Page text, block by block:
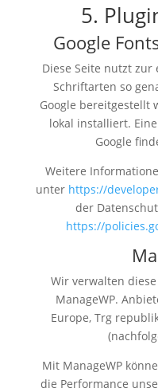
5.
Google
Diese Seite nutzt
Schriftarten so
Google bereitgestellt
lokal installiert.
Google
Weitere
unter https://
der
https://
Wir verwalten
ManageWP.
Europe, Trg
Mit ManageWP
die Performance